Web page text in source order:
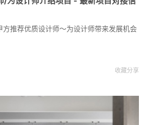
方推荐优质设计师～为设计师带来发展机会
收藏分享